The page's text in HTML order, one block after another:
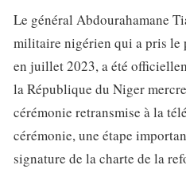
Le général Abdourahamane
militaire nigérien qui a pris le
en juillet 2023, a été
la République du Niger
cérémonie retransmise à la
cérémonie, une étape
signature de la charte de la